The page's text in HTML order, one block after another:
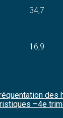
34,7
16,9
des
–4e